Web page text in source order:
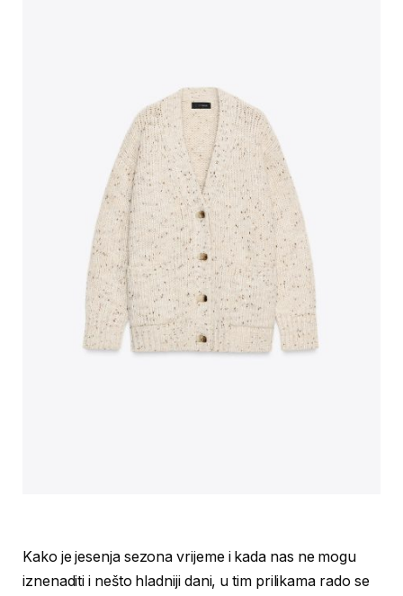
Kako je jesenja sezona vrijeme i kada nas ne mogu
iznenaditi i nešto hladniji dani, u tim prilikama rado se